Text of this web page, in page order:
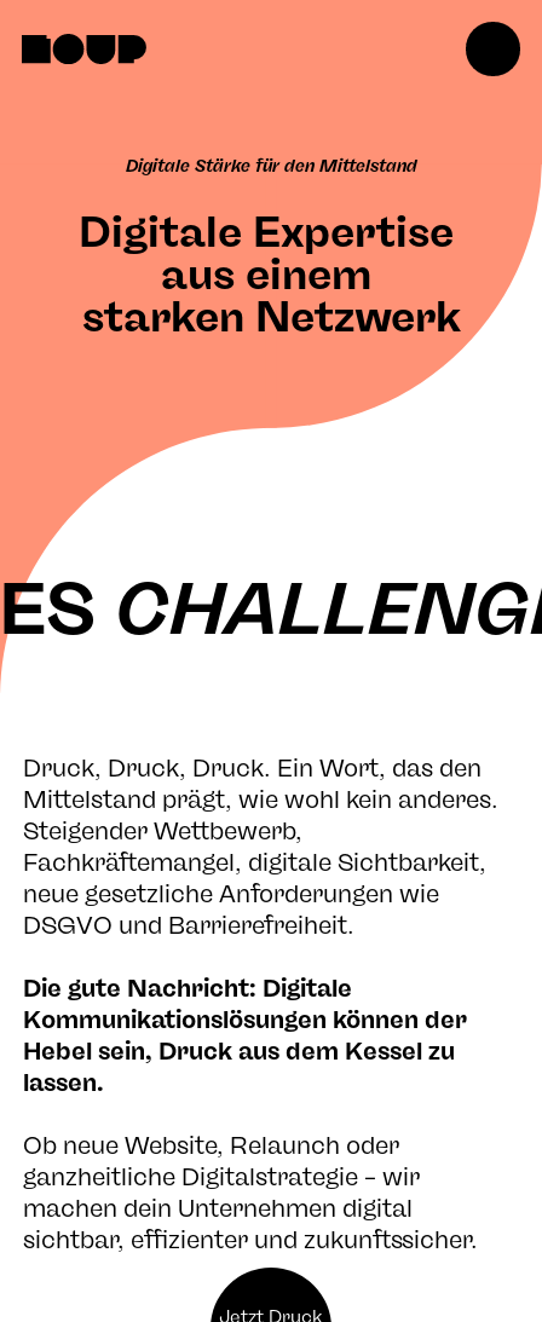
main
Digitale Stärke für den Mittelstand
Digitale Expertise
aus einem
starken Netzwerk
Druck, Druck, Druck. Ein Wort, das den
Mittelstand prägt, wie wohl kein anderes.
Steigender Wettbewerb,
Fachkräftemangel, digitale Sichtbarkeit,
neue gesetzliche Anforderungen wie
DSGVO und Barrierefreiheit.
Die gute Nachricht: Digitale
Kommunikationslösungen können der
Hebel sein, Druck aus dem Kessel zu
lassen.
Ob neue Website, Relaunch oder
ganzheitliche Digitalstrategie – wir
machen dein Unternehmen digital
sichtbar, effizienter und zukunftssicher.
Jetzt Druck